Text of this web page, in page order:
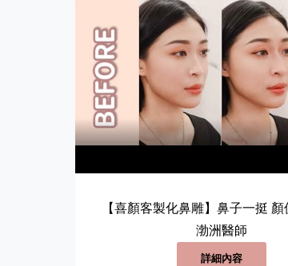
【喜顏客製化鼻雕】鼻子一挺
渤洲醫師
詳細內容